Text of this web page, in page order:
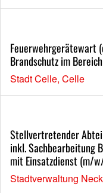
Feuerwehrgerätewart
Brandschutz im
Stadt Celle, Celle
Stellvertretender
inkl. Sachbearbeitung
mit Einsatzdienst (m/
Stadtverwaltung